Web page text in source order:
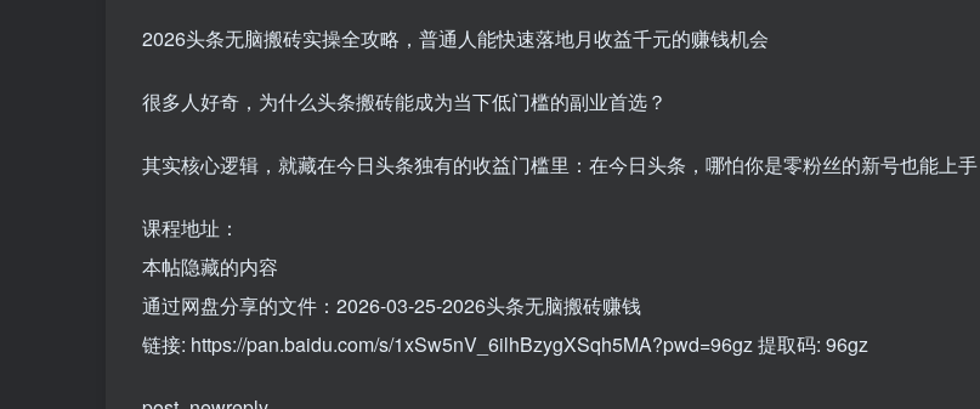
2026头条无脑搬砖实操全攻略，普通人能快速落地月收益千元的赚钱机会
很多人好奇，为什么头条搬砖能成为当下低门槛的副业首选？
其实核心逻辑，就藏在今日头条独有的收益门槛里：在今日头条，哪怕你是零粉丝的新号也能上手
课程地址：
本帖隐藏的内容
通过网盘分享的文件：2026-03-25-2026头条无脑搬砖赚钱
链接: https://pan.baidu.com/s/1xSw5nV_6ilhBzygXSqh5MA?pwd=96gz 提取码: 96gz